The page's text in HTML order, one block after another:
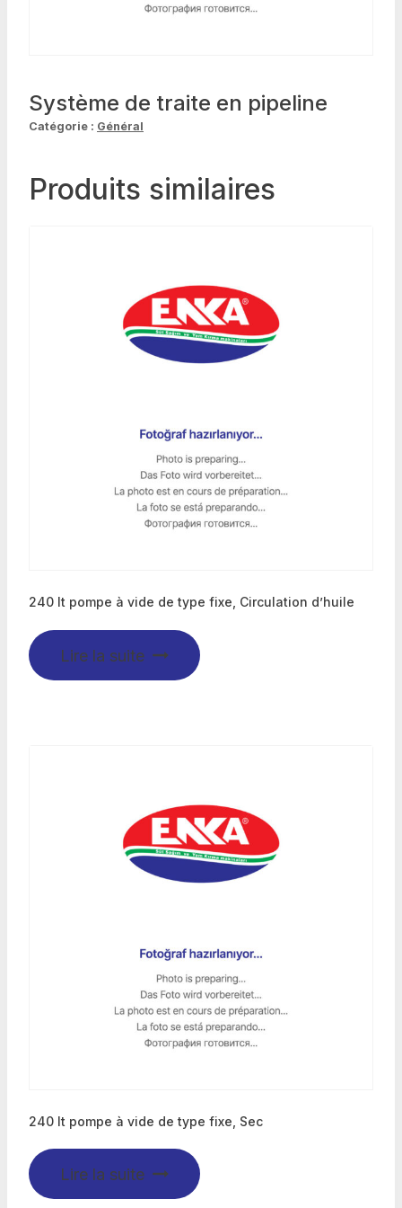
Système de traite en pipeline
Catégorie : Général
Produits similaires
240 lt pompe à vide de type fixe, Circulation d’huile
Lire la suite
240 lt pompe à vide de type fixe, Sec
Lire la suite